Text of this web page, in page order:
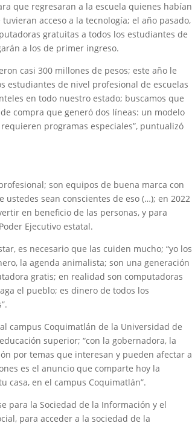
que regresaran a la escuela quienes habían
acceso a la tecnología; el año pasado,
gratuitas a todos los estudiantes de
a los de primer ingreso.
casi 300 millones de pesos; este año le
estudiantes de nivel profesional de escuelas
en todo nuestro estado; buscamos que
compra que generó dos líneas: un modelo
programas especiales”, puntualizó
son equipos de buena marca con
sean conscientes de eso (…); en 2022
en beneficio de las personas, y para
Ejecutivo estatal.
es necesario que las cuiden mucho; “yo los
la agenda animalista; son una generación
gratis; en realidad son computadoras
el pueblo; es dinero de todos los
campus Coquimatlán de la Universidad de
superior; “con la gobernadora, la
por temas que interesan y pueden afectar a
es el anuncio que comparte hoy la
casa, en el campus Coquimatlán”.
para la Sociedad de la Información y el
para acceder a la sociedad de la